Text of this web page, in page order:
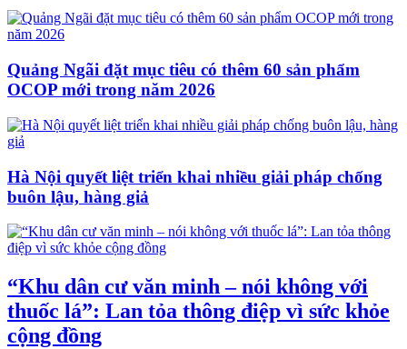
Quảng Ngãi đặt mục tiêu có thêm 60 sản phẩm
OCOP mới trong năm 2026
Hà Nội quyết liệt triển khai nhiều giải pháp chống
buôn lậu, hàng giả
“Khu dân cư văn minh – nói không với
thuốc lá”: Lan tỏa thông điệp vì sức khỏe
cộng đồng